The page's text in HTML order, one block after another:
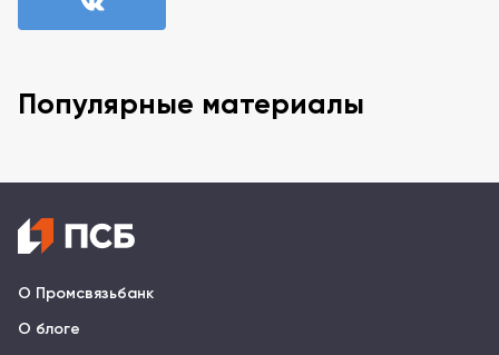
Популярные материалы
О Промсвязьбанк
О блоге